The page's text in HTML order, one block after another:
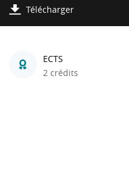
Télécharger
ECTS
2 crédits